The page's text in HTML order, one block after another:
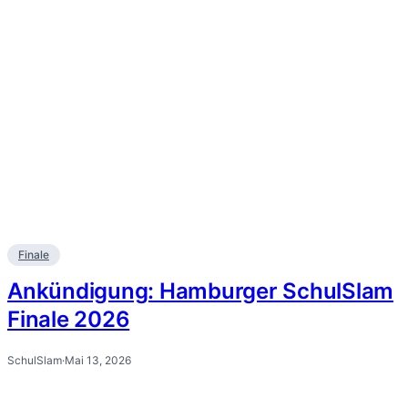
Finale
Ankündigung: Hamburger SchulSlam
Finale 2026
SchulSlam·Mai 13, 2026